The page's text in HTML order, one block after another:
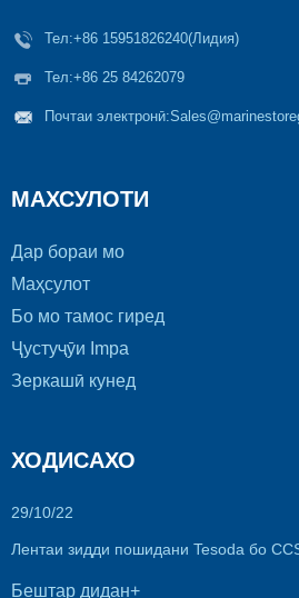
Тел:+86 15951826240(Лидия)
Тел:+86 25 84262079
Почтаи электронӣ:
МАХСУЛОТИ
Дар бораи мо
Маҳсулот
Бо мо тамос гиред
Ҷустуҷӯи Impa
Зеркашӣ кунед
ХОДИСАХО
29/10/22
Лентаи зидди пошидани Tesoda бо
Бештар дидан+